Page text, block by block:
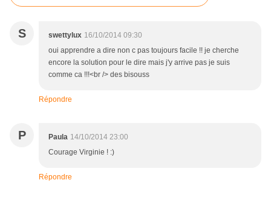
S swettylux 16/10/2014 09:30
oui apprendre a dire non c pas toujours facile !! je cherche
encore la solution pour le dire mais j'y arrive pas je suis
comme ca !!!<br /> des bisouss
Répondre
P Paula 14/10/2014 23:00
Courage Virginie ! :)
Répondre